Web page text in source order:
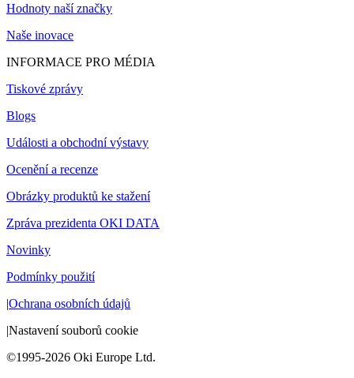
Hodnoty naší značky
Naše inovace
INFORMACE PRO MÉDIA
Tiskové zprávy
Blogs
Události a obchodní výstavy
Ocenění a recenze
Obrázky produktů ke stažení
Zpráva prezidenta OKI DATA
Novinky
Podmínky použití
|Ochrana osobních údajů
|Nastavení souborů cookie
©1995-2026 Oki Europe Ltd.